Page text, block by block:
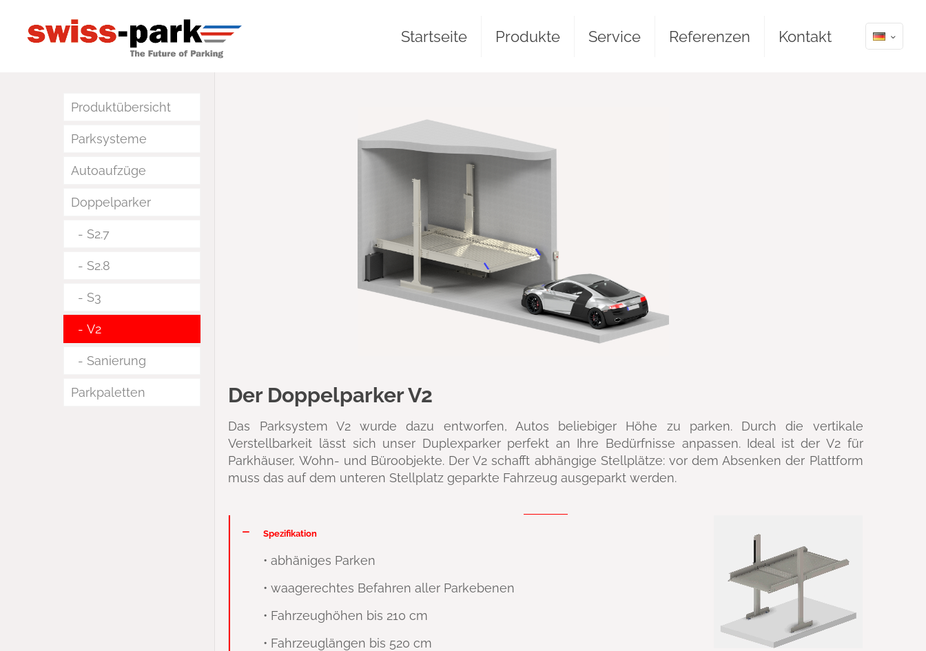
Startseite Produkte Service Referenzen Kontakt
Der Doppelparker V2
Das Parksystem V2 wurde dazu entworfen, Autos beliebiger Höhe zu parken. Durch die vertikale
Verstellbarkeit lässt sich unser Duplexparker perfekt an Ihre Bedürfnisse anpassen. Ideal ist der V2 für
Parkhäuser, Wohn- und Büroobjekte. Der V2 schafft abhängige Stellplätze: vor dem Absenken der Plattform
muss das auf dem unteren Stellplatz geparkte Fahrzeug ausgeparkt werden.
Spezifikation
• abhäniges Parken
• waagerechtes Befahren aller Parkebenen
• Fahrzeughöhen bis 210 cm
• Fahrzeuglängen bis 520 cm
Produktübersicht
Parksysteme
Autoaufzüge
Doppelparker
S2.7
S2.8
S3
V2
Sanierung
Parkpaletten